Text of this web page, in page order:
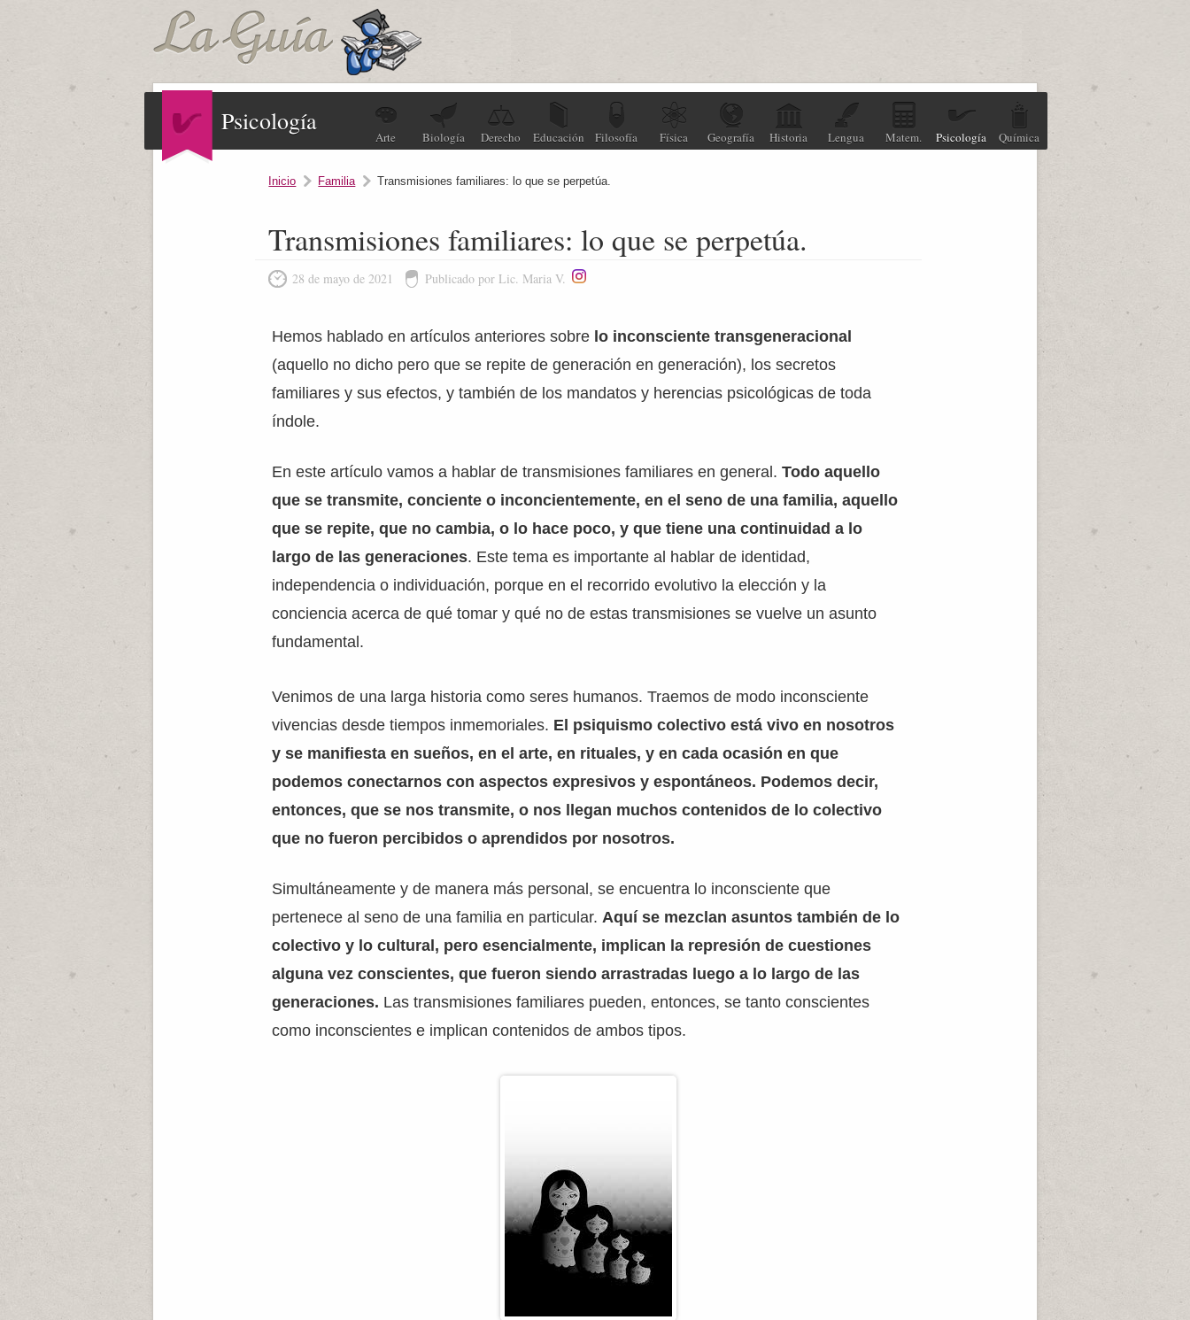
Psicología
Arte Biología Derecho Educación Filosofía Física Geografía Historia Lengua Matem. Psicología Química
Inicio Familia Transmisiones familiares: lo que se perpetúa.
Transmisiones familiares: lo que se perpetúa.
28 de mayo de 2021 Publicado por Lic. Maria V.
Hemos hablado en artículos anteriores sobre lo inconsciente transgeneracional
(aquello no dicho pero que se repite de generación en generación), los secretos
familiares y sus efectos, y también de los mandatos y herencias psicológicas de toda
índole.
En este artículo vamos a hablar de transmisiones familiares en general.Todo aquello
que se transmite, conciente o inconcientemente, en el seno de una familia, aquello
que se repite, que no cambia, o lo hace poco, y que tiene una continuidad a lo
largo de las generaciones. Este tema es importante al hablar de identidad,
independencia o individuación, porque en el recorrido evolutivo la elección y la
conciencia acerca de qué tomar y qué no de estas transmisiones se vuelve un asunto
fundamental.
Venimos de una larga historia como seres humanos. Traemos de modo inconsciente
vivencias desde tiempos inmemoriales. El psiquismo colectivo está vivo en nosotros
y se manifiesta en sueños, en el arte, en rituales, y en cada ocasión en que
podemos conectarnos con aspectos expresivos y espontáneos. Podemos decir,
entonces, que se nos transmite, o nos llegan muchos contenidos de lo colectivo
que no fueron percibidos o aprendidos por nosotros.
Simultáneamente y de manera más personal, se encuentra lo inconsciente que
pertenece al seno de una familia en particular.Aquí se mezclan asuntos también de lo
colectivo y lo cultural, pero esencialmente, implican la represión de cuestiones
alguna vez conscientes, que fueron siendo arrastradas luego a lo largo de las
generaciones. Las transmisiones familiares pueden, entonces, se tanto conscientes
como inconscientes e implican contenidos de ambos tipos.